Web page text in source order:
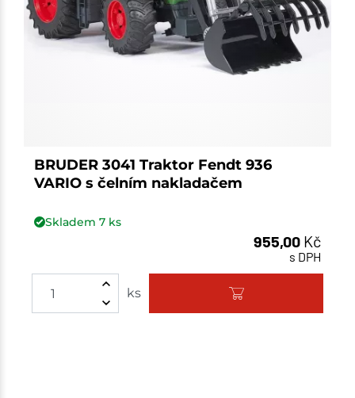
BRUDER 3041 Traktor Fendt 936
VARIO s čelním nakladačem
Skladem 7ks
955,00 Kč
s DPH
ks Množství